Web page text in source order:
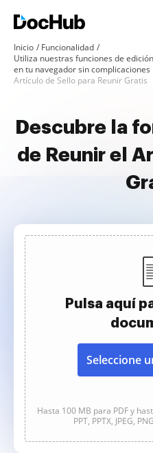
Inicio
Funcionalidad
Utiliza nuestras funciones de
en tu navegador sin complicaciones
Artículo de Sello para Reunir Gratis
Descubre la
de Reunir el
Pulsa aquí
Seleccione
Hasta 100 MB para PDF y
PPT, PPTX, JPEG,